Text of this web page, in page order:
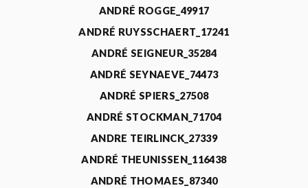
ANDRÉ ROGGE_49917
ANDRÉ RUYSSCHAERT_17241
ANDRÉ SEIGNEUR_35284
ANDRÉ SEYNAEVE_74473
ANDRÉ SPIERS_27508
ANDRÉ STOCKMAN_71704
ANDRE TEIRLINCK_27339
ANDRÉ THEUNISSEN_116438
ANDRÉ THOMAES_87340